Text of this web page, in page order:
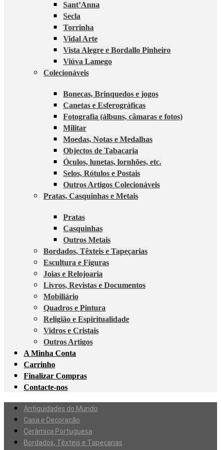
Sant’Anna
Secla
Torrinha
Vidal Arte
Vista Alegre e Bordallo Pinheiro
Viúva Lamego
Colecionáveis
Bonecas, Brinquedos e jogos
Canetas e Esferográficas
Fotografia (álbuns, câmaras e fotos)
Militar
Moedas, Notas e Medalhas
Objectos de Tabacaria
Óculos, lunetas, lornhões, etc.
Selos, Rótulos e Postais
Outros Artigos Colecionáveis
Pratas, Casquinhas e Metais
Pratas
Casquinhas
Outros Metais
Bordados, Têxteis e Tapeçarias
Escultura e Figuras
Joias e Relojoaria
Livros, Revistas e Documentos
Mobiliário
Quadros e Pintura
Religião e Espiritualidade
Vidros e Cristais
Outros Artigos
A Minha Conta
Carrinho
Finalizar Compras
Contacte-nos
Antiguidades do Mundo
Casa e Decoração
Cerâmica Portuguesa
Bordados, Têxteis e Tapeçarias